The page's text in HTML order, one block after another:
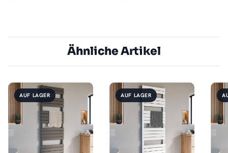
Ähnliche Artikel
AUF LAGER AUF LAGER